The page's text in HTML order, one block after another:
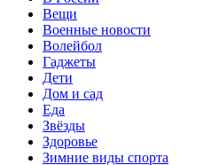
Вещи
Военные новости
Волейбол
Гаджеты
Дети
Дом и сад
Еда
Звёзды
Здоровье
Зимние виды спорта